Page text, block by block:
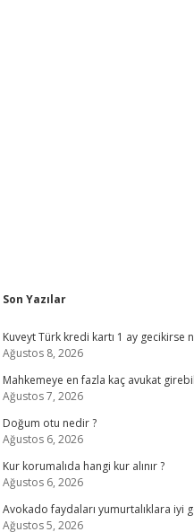
Sidebar
Son Yazılar
Kuveyt Türk kredi kartı 1 ay gecikirse
Ağustos 8, 2026
Mahkemeye en fazla kaç avukat
Ağustos 7, 2026
Doğum otu nedir ?
Ağustos 6, 2026
Kur korumalıda hangi kur alınır ?
Ağustos 6, 2026
Avokado faydaları yumurtalıklara iyi
Ağustos 5, 2026
betcivdcasino giriş